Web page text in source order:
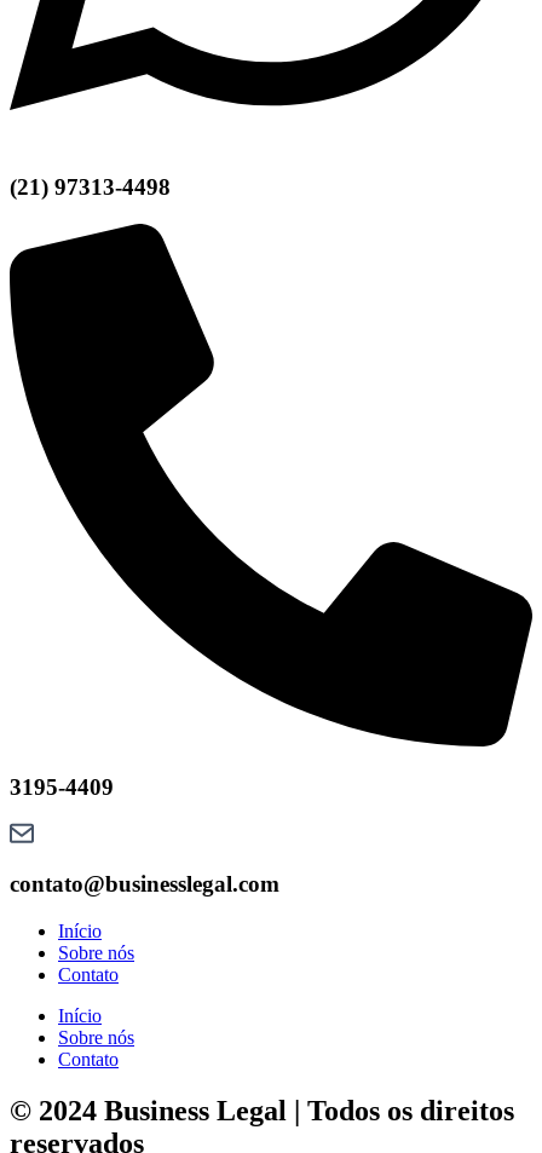
(21) 97313-4498
3195-4409
contato@businesslegal.com
Início
Sobre nós
Contato
Início
Sobre nós
Contato
© 2024 Business Legal | Todos os direitos
reservados